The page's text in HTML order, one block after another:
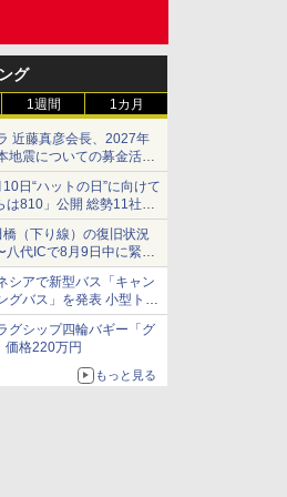
グ
1週間 1カ月
近藤真彦会長、2027年
地震についての募金活動
日“ハットの日”に向けて
は810」公開 総勢11社
（下り線）の復旧状況
八代ICで8月9日中に緊急
シアで新型バス「キャン
グバス」を発表 小型トラ
客輸送向けバス
グシップ四輪バギー「グ
価格220万円
もっと見る